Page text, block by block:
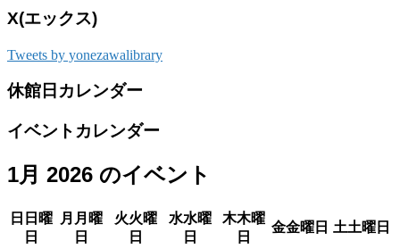
X(エックス)
Tweets by yonezawalibrary
休館日カレンダー
イベントカレンダー
1月 2026 のイベント
日 日曜
日
月 月曜
日
火火曜
日
水水曜
日
木木曜
日
金金曜日 土土曜日